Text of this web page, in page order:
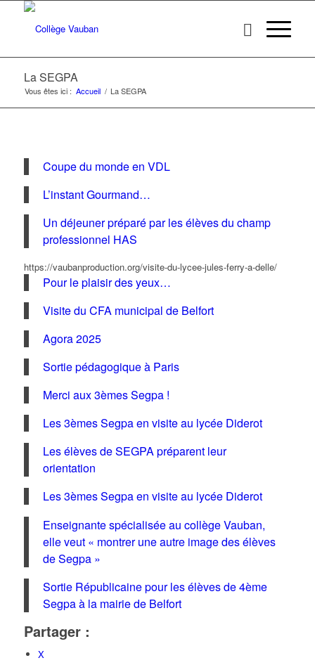
La SEGPA
Vous êtes ici : Accueil / La SEGPA
Coupe du monde en VDL
L’instant Gourmand…
Un déjeuner préparé par les élèves du champ
professionnel HAS
https://vaubanproduction.org/visite-du-lycee-jules-ferry-a-delle/
Pour le plaisir des yeux…
Visite du CFA municipal de Belfort
Agora 2025
Sortie pédagogique à Paris
Merci aux 3èmes Segpa !
Les 3èmes Segpa en visite au lycée Diderot
Les élèves de SEGPA préparent leur
orientation
Les 3èmes Segpa en visite au lycée Diderot
Enseignante spécialisée au collège Vauban,
elle veut « montrer une autre image des élèves
de Segpa »
Sortie Républicaine pour les élèves de 4ème
Segpa à la mairie de Belfort
Partager :
X